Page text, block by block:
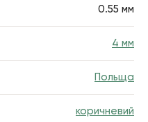
0.55 мм
4 мм
Польща
коричневий